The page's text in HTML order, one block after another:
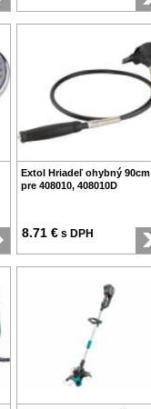
Extol Hriadeľ ohybný 90cm
pre 408010, 408010D
8.71 € s DPH